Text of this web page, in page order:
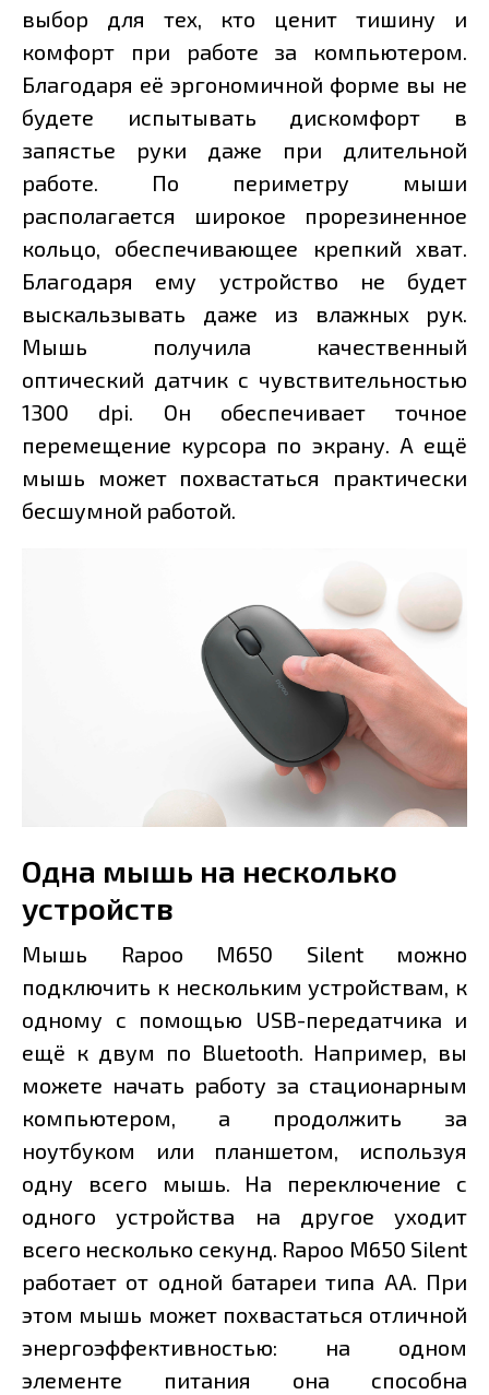
выбор для тех, кто ценит тишину и
комфорт при работе за компьютером.
Благодаря её эргономичной форме вы не
будете испытывать дискомфорт в
запястье руки даже при длительной
работе. По периметру мыши
располагается широкое прорезиненное
кольцо, обеспечивающее крепкий хват.
Благодаря ему устройство не будет
выскальзывать даже из влажных рук.
Мышь получила качественный
оптический датчик с чувствительностью
1300 dpi. Он обеспечивает точное
перемещение курсора по экрану. А ещё
мышь может похвастаться практически
бесшумной работой.
Одна мышь на несколько
устройств
Мышь Rapoo M650 Silent можно
подключить к нескольким устройствам, к
одному с помощью USB-передатчика и
ещё к двум по Bluetooth. Например, вы
можете начать работу за стационарным
компьютером, а продолжить за
ноутбуком или планшетом, используя
одну всего мышь. На переключение с
одного устройства на другое уходит
всего несколько секунд. Rapoo M650 Silent
работает от одной батареи типа АА. При
этом мышь может похвастаться отличной
энергоэффективностью: на одном
элементе питания она способна